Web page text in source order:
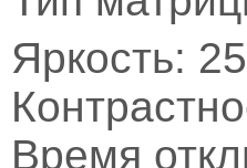
Яркость:
Время